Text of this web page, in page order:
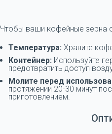
Чтобы ваши кофейные зерна
Температура: Храните
Контейнер: Используйте
предотвратить доступ
Молите перед
протяжении 20-30 минут
приготовлением.